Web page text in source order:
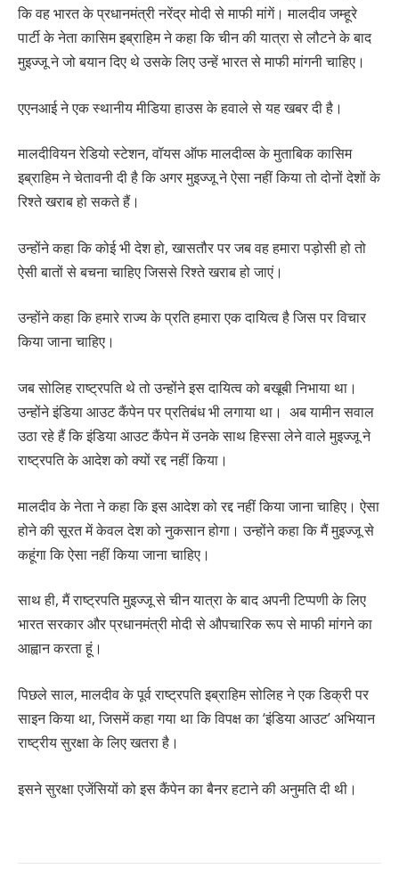
कि वह भारत के प्रधानमंत्री नरेंद्र मोदी से माफी मांगें। मालदीव जम्हूरे
पार्टी के नेता कासिम इब्राहिम ने कहा कि चीन की यात्रा से लौटने के बाद
मुइज्जू ने जो बयान दिए थे उसके लिए उन्हें भारत से माफी मांगनी चाहिए।
एएनआई ने एक स्थानीय मीडिया हाउस के हवाले से यह खबर दी है।
मालदीवियन रेडियो स्टेशन, वॉयस ऑफ मालदीव्स के मुताबिक कासिम
इब्राहिम ने चेतावनी दी है कि अगर मुइज्जू ने ऐसा नहीं किया तो दोनों देशों के
रिश्ते खराब हो सकते हैं।
उन्होंने कहा कि कोई भी देश हो, खासतौर पर जब वह हमारा पड़ोसी हो तो
ऐसी बातों से बचना चाहिए जिससे रिश्ते खराब हो जाएं।
उन्होंने कहा कि हमारे राज्य के प्रति हमारा एक दायित्व है जिस पर विचार
किया जाना चाहिए।
जब सोलिह राष्ट्रपति थे तो उन्होंने इस दायित्व को बखूबी निभाया था।
उन्होंने इंडिया आउट कैंपेन पर प्रतिबंध भी लगाया था। अब यामीन सवाल
उठा रहे हैं कि इंडिया आउट कैंपेन में उनके साथ हिस्सा लेने वाले मुइज्जू ने
राष्ट्रपति के आदेश को क्यों रद्द नहीं किया।
मालदीव के नेता ने कहा कि इस आदेश को रद्द नहीं किया जाना चाहिए। ऐसा
होने की सूरत में केवल देश को नुकसान होगा। उन्होंने कहा कि मैं मुइज्जू से
कहूंगा कि ऐसा नहीं किया जाना चाहिए।
साथ ही, मैं राष्ट्रपति मुइज्जू से चीन यात्रा के बाद अपनी टिप्पणी के लिए
भारत सरकार और प्रधानमंत्री मोदी से औपचारिक रूप से माफी मांगने का
आह्वान करता हूं।
पिछले साल, मालदीव के पूर्व राष्ट्रपति इब्राहिम सोलिह ने एक डिक्री पर
साइन किया था, जिसमें कहा गया था कि विपक्ष का ‘इंडिया आउट’ अभियान
राष्ट्रीय सुरक्षा के लिए खतरा है।
इसने सुरक्षा एजेंसियों को इस कैंपेन का बैनर हटाने की अनुमति दी थी।